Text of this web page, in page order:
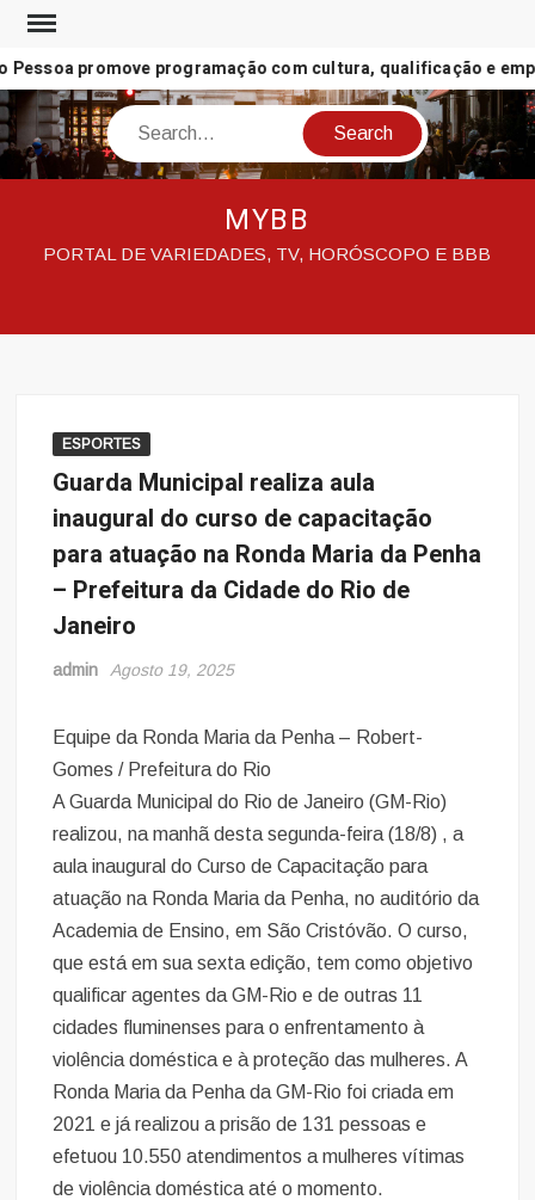
Skip
contentpromove programação com cultura, qualificação e
Search
MYBB
PORTAL DE VARIEDADES, TV, HORÓSCOPO E BBB
ESPORTES
Guarda Municipal realiza aula
inaugural do curso de capacitação
para atuação na Ronda Maria da Penha
– Prefeitura da Cidade do Rio de
Janeiro
admin Agosto 19, 2025
Equipe da Ronda Maria da Penha – Robert-
Gomes / Prefeitura do Rio
A Guarda Municipal do Rio de Janeiro (GM-Rio)
realizou, na manhã desta segunda-feira (18/8) , a
aula inaugural do Curso de Capacitação para
atuação na Ronda Maria da Penha, no auditório da
Academia de Ensino, em São Cristóvão. O curso,
que está em sua sexta edição, tem como objetivo
qualificar agentes da GM-Rio e de outras 11
cidades fluminenses para o enfrentamento à
violência doméstica e à proteção das mulheres. A
Ronda Maria da Penha da GM-Rio foi criada em
2021 e já realizou a prisão de 131 pessoas e
efetuou 10.550 atendimentos a mulheres vítimas
de violência doméstica até o momento.